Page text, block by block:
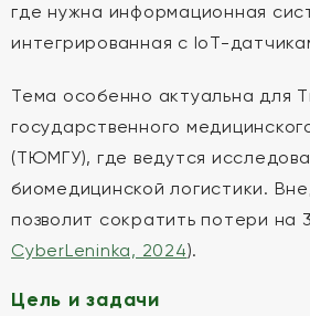
где нужна информационная
интегрированная с IoT-
Тема особенно актуальна для
государственного
(ТЮМГУ), где ведутся
биомедицинской логистики.
позволит сократить потери на
CyberLeninka, 2024).
Цель и задачи